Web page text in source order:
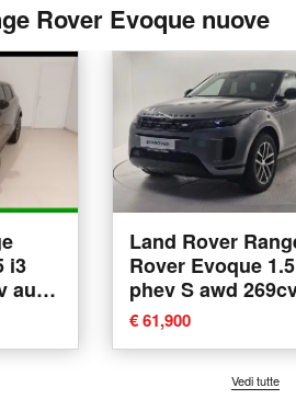
Rover Evoque nuove
i3
auto
Land Rover
Rover Evoque
phev S awd
nuova a Bergamo
€ 61,900
Vedi tutte